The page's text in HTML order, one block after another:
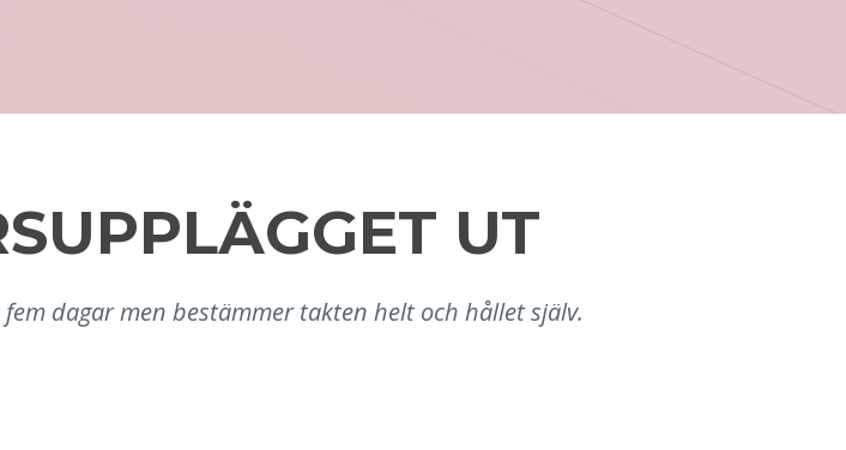
UT
dagar men bestämmer takten helt och hållet själv.